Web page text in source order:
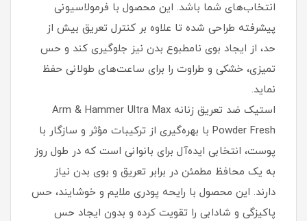
انتخاب‌های شما باشد. این محصول با فرمولاسیونی
پیشرفته طراحی شده تا علاوه بر کنترل تعریق بیش از
حد، از ایجاد بوی نامطبوع بدن نیز جلوگیری کند و حس
تمیزی، خشکی و طراوت را برای ساعت‌های طولانی حفظ
نماید.
استیک ضد تعریق زنانه Arm & Hammer Ultra Max
Powder Fresh با بهره‌گیری از ترکیبات مؤثر و سازگار با
پوست، انتخابی ایده‌آل برای بانوانی است که در طول روز
به یک محافظ مطمئن در برابر تعریق و بوی بدن نیاز
دارند. این محصول با رایحه پودری ملایم و خوشایند، حس
پاکیزگی و شادابی را تقویت کرده و بدون ایجاد حس